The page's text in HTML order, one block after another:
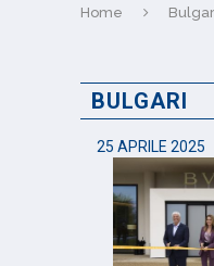
Home
BULGARI
25 APRILE 2025